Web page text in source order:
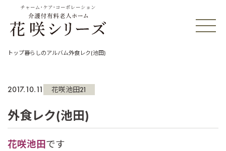
チャーム・ケア・コーポレーション
トップ暮らしのアルバム外食レク(池田)
2017.10.11 花咲池田21
外食レク(池田)
花咲池田 です